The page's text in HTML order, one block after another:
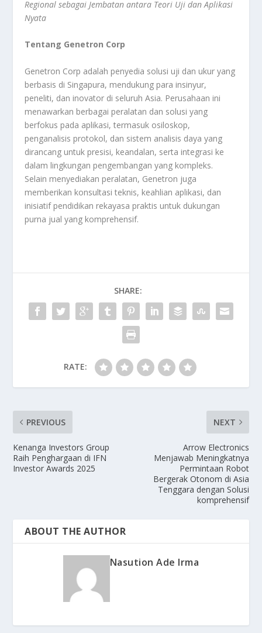
Regional sebagai Jembatan antara Teori Uji dan Aplikasi
Nyata
Tentang Genetron Corp
Genetron Corp adalah penyedia solusi uji dan ukur yang
berbasis di Singapura, mendukung para insinyur,
peneliti, dan inovator di seluruh Asia. Perusahaan ini
menawarkan berbagai peralatan dan solusi yang
berfokus pada aplikasi, termasuk osiloskop,
penganalisis protokol, dan sistem analisis daya yang
dirancang untuk presisi, keandalan, serta integrasi ke
dalam lingkungan pengembangan yang kompleks.
Selain menyediakan peralatan, Genetron juga
memberikan konsultasi teknis, keahlian aplikasi, dan
inisiatif pendidikan rekayasa praktis untuk dukungan
purna jual yang komprehensif.
SHARE:
RATE:
PREVIOUS
Kenanga Investors Group
Raih Penghargaan di IFN
Investor Awards 2025
NEXT
Arrow Electronics
Menjawab Meningkatnya
Permintaan Robot
Bergerak Otonom di Asia
Tenggara dengan Solusi
komprehensif
ABOUT THE AUTHOR
Nasution Ade Irma